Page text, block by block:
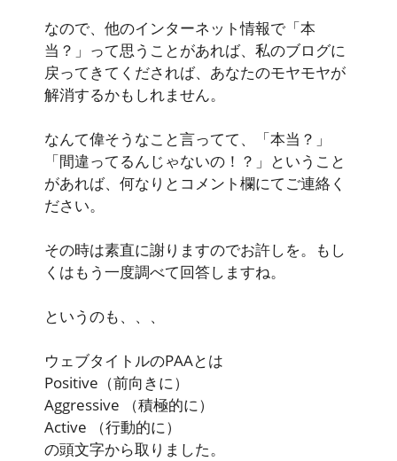
なので、他のインターネット情報で「本
当？」って思うことがあれば、私のブログに
戻ってきてくだされば、あなたのモヤモヤが
解消するかもしれません。
なんて偉そうなこと言ってて、「本当？」
「間違ってるんじゃないの！？」ということ
があれば、何なりとコメント欄にてご連絡く
ださい。
その時は素直に謝りますのでお許しを。もし
くはもう一度調べて回答しますね。
というのも、、、
ウェブタイトルのPAAとは
Positive （前向きに）
Aggressive
（積極的に）
Active
（行動的に）
の頭文字から取りました。